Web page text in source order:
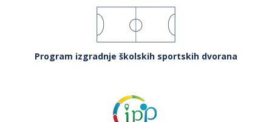
Program izgradnje školskih sportskih dvorana